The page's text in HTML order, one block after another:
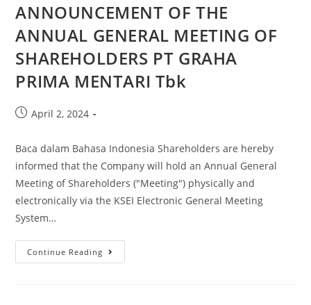
ANNOUNCEMENT OF THE
ANNUAL GENERAL MEETING OF
SHAREHOLDERS PT GRAHA
PRIMA MENTARI Tbk
April 2, 2024
Baca dalam Bahasa Indonesia Shareholders are hereby
informed that the Company will hold an Annual General
Meeting of Shareholders ("Meeting") physically and
electronically via the KSEI Electronic General Meeting
System…
Continue Reading